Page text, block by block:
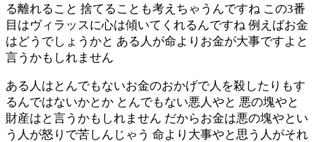
る離れること 捨てることも考えちゃうんですね この3番
目はヴィラッスに心は傾いてくれるんですね 例えばお金
はどうでしょうかと ある人が命よりお金が大事ですよと
言うかもしれません
ある人はとんでもないお金のおかげで人を殺したりもす
るんではないかとか とんでもない悪人やと 悪の塊やと
財産はと言うかもしれません だからお金は悪の塊やとい
う人が怒りで苦しんじゃう 命より大事やと思う人がそれ